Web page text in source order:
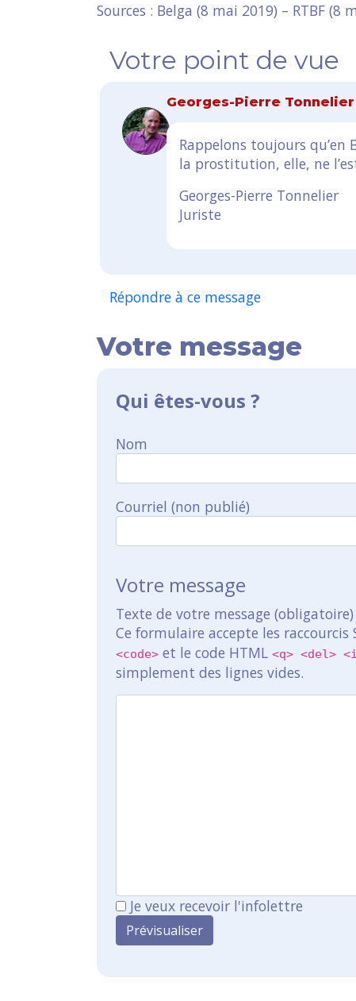
Sources : Belga (8 mai 2019) – RTBF (8
Votre point de vue
Georges-Pierre Tonnelier
Rappelons toujours
la prostitution, elle, ne
Georges-Pierre Tonnelier
Juriste
Répondre à ce message
Votre message
Qui êtes-vous ?
Nom
Courriel (non publié)
Votre message
Texte de votre message (obligatoire)
Ce formulaire accepte les raccourcis
<code> et le code HTML <q> <del>
simplement des lignes vides.
Je veux recevoir l'infolettre